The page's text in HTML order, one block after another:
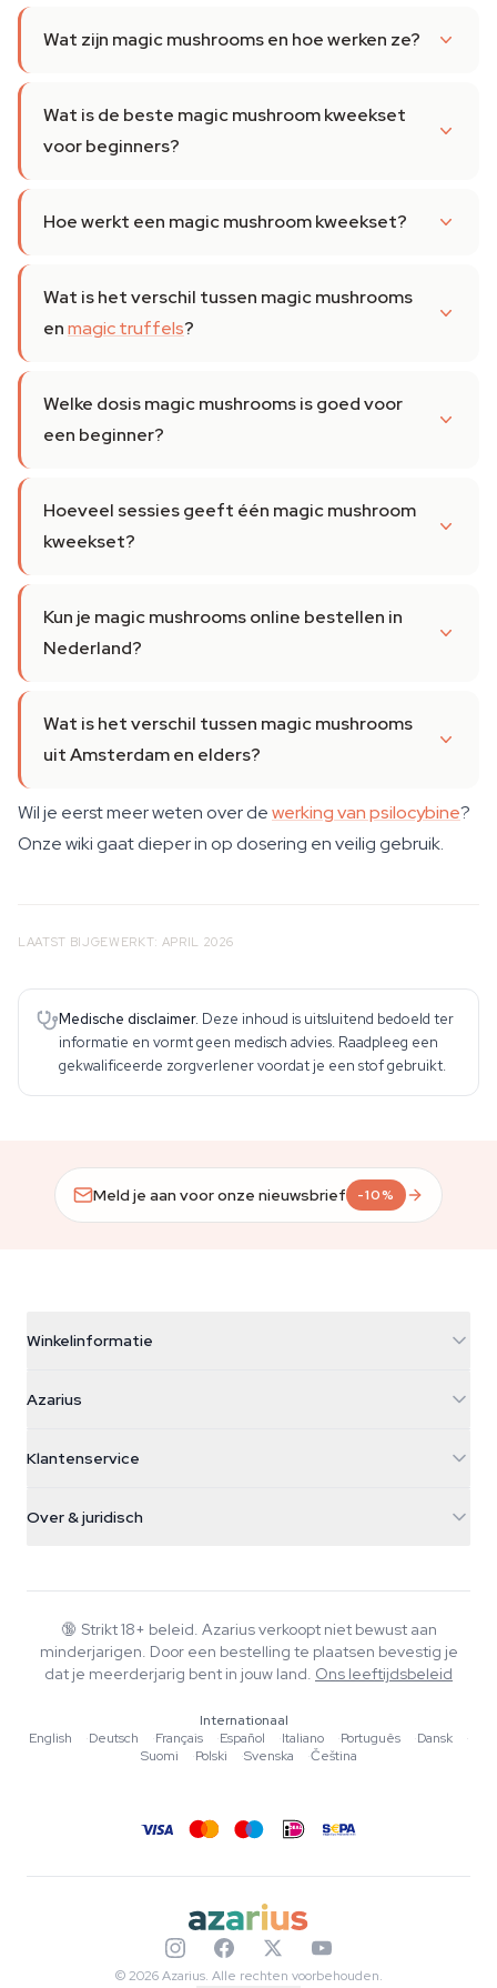
Wat zijn magic mushrooms en hoe werken ze?
Wat is de beste magic mushroom kweekset
voor beginners?
Hoe werkt een magic mushroom kweekset?
Wat is het verschil tussen magic mushrooms
enmagic truffels?
Welke dosis magic mushrooms is goed voor
een beginner?
Hoeveel sessies geeft één magic mushroom
kweekset?
Kun je magic mushrooms online bestellen in
Nederland?
Wat is het verschil tussen magic mushrooms
uit Amsterdam en elders?
Wil je eerst meer weten over dewerking van psilocybine?
Onze wiki gaat dieper in op dosering en veilig gebruik.
LAATST BIJGEWERKT: APRIL 2026
Medische disclaimer. Deze inhoud is uitsluitend bedoeld ter
informatie en vormt geen medisch advies. Raadpleeg een
gekwalificeerde zorgverlener voordat je een stof gebruikt.
Meld je aan voor onze nieuwsbrief -10%
Winkelinformatie
Galvaniweg 11
Nederland
+31(0)204897914
Azarius
Smokeshop
Klantenservice
Retourbeleid
Veelgestelde vragen
Privacybeleid
Over & juridisch
Wiki
Muziek
Redactionele normen
Tools & Calculators
🔞 Strikt 18+ beleid. Azarius verkoopt niet bewust aan
minderjarigen. Door een bestelling te plaatsen bevestig je
dat je meerderjarig bent in jouw land. Ons leeftijdsbeleid
Internationaal
English
·Deutsch ·Français ·Español ·Italiano ·Português ·Dansk
·
Suomi
·Polski ·Svenska ·Čeština
© 2026 Azarius. Alle rechten voorbehouden.